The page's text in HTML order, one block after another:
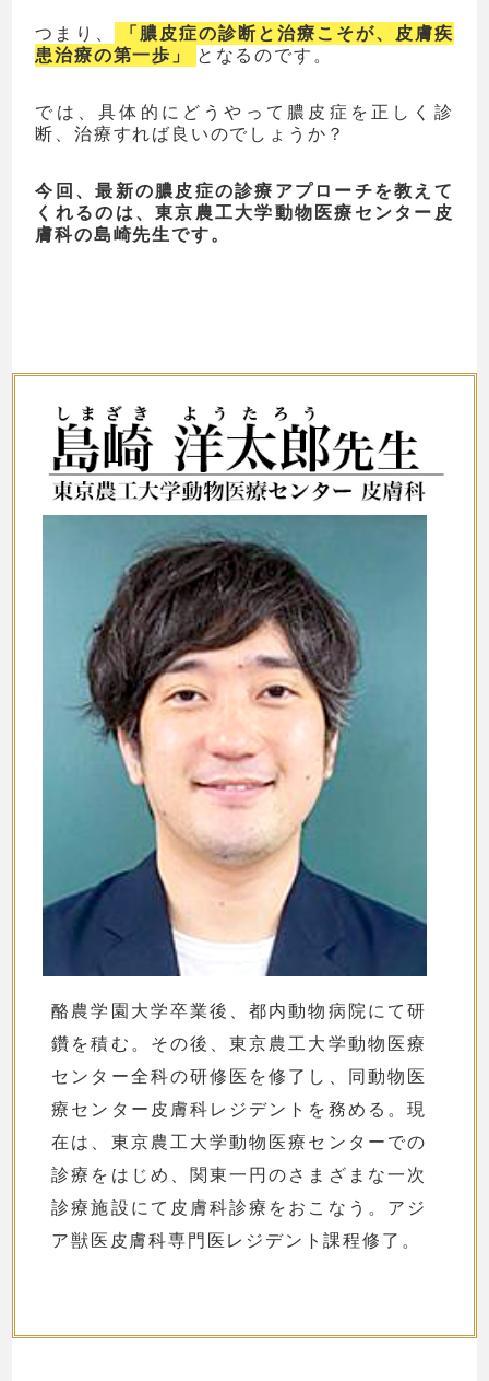
つまり、
「膿皮症の診断と治療こそが、皮膚疾
患治療の第一歩」
となるのです。
では、具体的にどうやって膿皮症を正しく診
断、治療すれば良いのでしょうか？
今回、最新の膿皮症の診療アプローチを教えて
くれるのは、東京農工大学動物医療センター皮
膚科の島崎先生です。
酪農学園大学卒業後、都内動物病院にて研
鑽を積む。その後、東京農工大学動物医療
センター全科の研修医を修了し、同動物医
療センター皮膚科レジデントを務める。現
在は、東京農工大学動物医療センターでの
診療をはじめ、関東一円のさまざまな一次
診療施設にて皮膚科診療をおこなう。アジ
ア獣医皮膚科専門医レジデント課程修了。